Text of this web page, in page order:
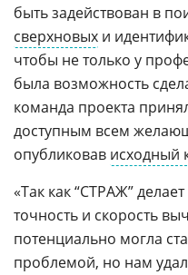
быть задействован в
сверхновых и
чтобы не только у
была возможность
команда проекта
доступным всем
опубликовав исходный
«Так как “СТРАЖ”
точность и скорость
потенциально могла
проблемой, но нам